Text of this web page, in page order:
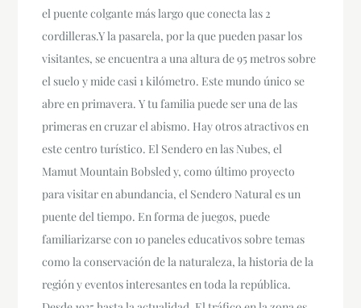
el puente colgante más largo que conecta las 2
cordilleras.Y la pasarela, por la que pueden pasar los
visitantes, se encuentra a una altura de 95 metros sobre
el suelo y mide casi 1 kilómetro. Este mundo único se
abre en primavera. Y tu familia puede ser una de las
primeras en cruzar el abismo. Hay otros atractivos en
este centro turístico. El Sendero en las Nubes, el
Mamut Mountain Bobsled y, como último proyecto
para visitar en abundancia, el Sendero Natural es un
puente del tiempo. En forma de juegos, puede
familiarizarse con 10 paneles educativos sobre temas
como la conservación de la naturaleza, la historia de la
región y eventos interesantes en toda la república.